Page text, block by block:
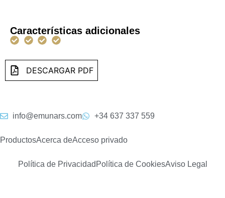
Características adicionales
DESCARGAR PDF
info@emunars.com +34 637 337 559
ProductosAcerca deAcceso privado
Política de Privacidad Política de CookiesAviso Legal